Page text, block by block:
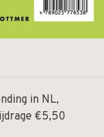
in NL,
€5,50